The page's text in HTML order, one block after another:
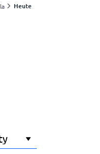
Heute